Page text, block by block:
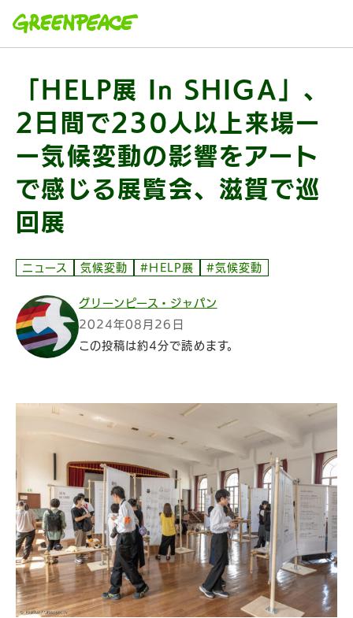
「HELP展 In SHIGA」、
2日間で230人以上来場ー
ー気候変動の影響をアート
で感じる展覧会、滋賀で巡
回展
ニュース 気候変動 #HELP展 #気候変動
グリーンピース・ジャパン
2024年08月26日
この投稿は約4分で読めます。